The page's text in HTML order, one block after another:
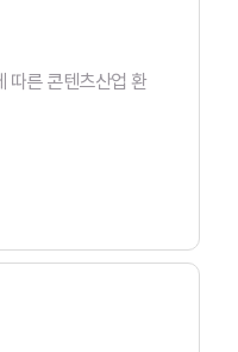
따른 콘텐츠산업 환